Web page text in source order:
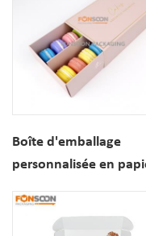
Boîte d'emballage
personnalisée en
séparateur intégré.